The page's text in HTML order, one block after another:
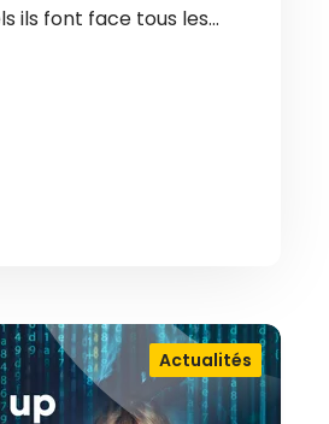
ils font face tous les…
Actualités